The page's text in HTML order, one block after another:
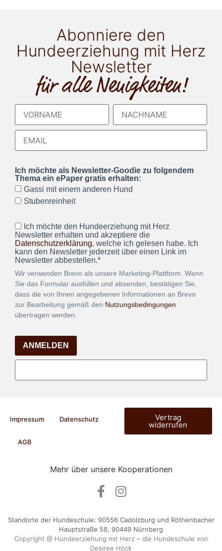
Abonniere den
Hundeerziehung mit Herz
Newsletter
für alle Neuigkeiten!
Ich möchte als Newsletter-Goodie zu folgendem
Thema ein ePaper gratis erhalten:
Gassi mit einem anderen Hund
Stubenreinheit
Ich möchte den Hundeerziehung mit Herz
Newsletter erhalten und akzeptiere die
Datenschutzerklärung, welche ich gelesen habe. Ich
kann den Newsletter jederzeit über einen Link im
Newsletter abbestellen.*
Wir verwenden Brevo als unsere Marketing-Plattform. Wenn
Sie das Formular ausfüllen und absenden, bestätigen Sie,
dass die von Ihnen angegebenen Informationen an Brevo
zur Bearbeitung gemäß den Nutzungsbedingungen
übertragen werden.
ANMELDEN
Impressum Datenschutz
AGB
Vertrag
widerrufen
Mehr über unsere Kooperationen
Standorte der Hundeschule: 90556 Cadolzburg und Röthenbacher
Hauptstraße 58, 90449 Nürnberg
Copyright @ Hundeerziehung mit Herz – die Hundeschule von
Desiree Höck